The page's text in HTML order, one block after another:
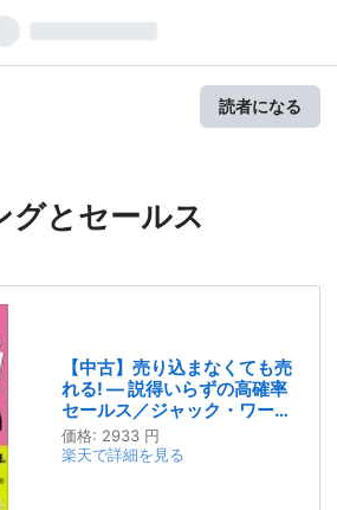
読者になる
グとセールス
【中古】売り込まなくても売
れる! — 説得いらずの高確率
セールス／ジャック・ワー
ス、ニコラス・E・ルーベ
ン、坂本 希久子、神田 昌典
価格: 2933 円
楽天で詳細を見る